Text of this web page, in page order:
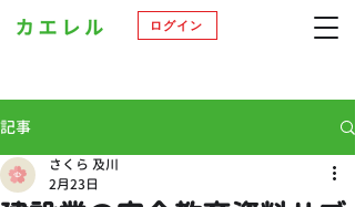
ログイン
記事
さくら 及川
2月23日